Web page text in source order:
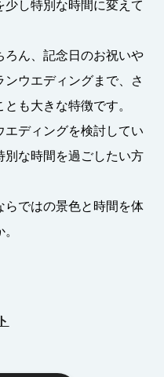
少し特別な時間に変えて
ろん、記念日のお祝いや
ウエディングまで、さ
も大きな特徴です。
ディングを検討してい
別な時間を過ごしたい方
らではの景色と時間を体